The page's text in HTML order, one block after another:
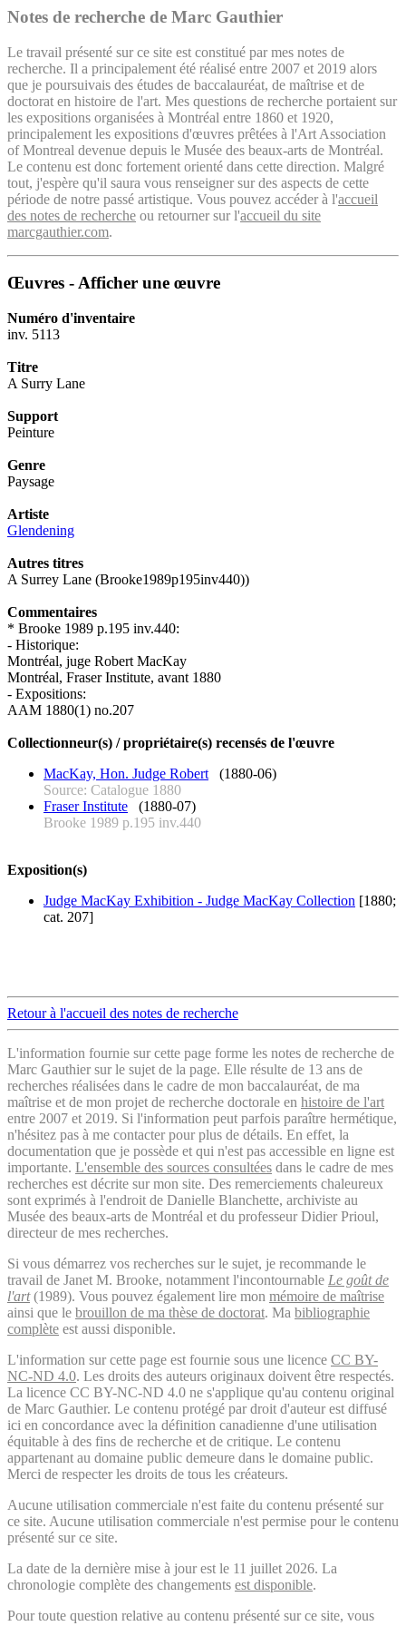
Notes de recherche de Marc Gauthier
Le travail présenté sur ce site est constitué par mes notes de
recherche. Il a principalement été réalisé entre 2007 et 2019 alors
que je poursuivais des études de baccalauréat, de maîtrise et de
doctorat en histoire de l'art. Mes questions de recherche portaient sur
les expositions organisées à Montréal entre 1860 et 1920,
principalement les expositions d'œuvres prêtées à l'Art Association
of Montreal devenue depuis le Musée des beaux-arts de Montréal.
Le contenu est donc fortement orienté dans cette direction. Malgré
tout, j'espère qu'il saura vous renseigner sur des aspects de cette
période de notre passé artistique. Vous pouvez accéder à l'accueil
des notes de recherche ou retourner sur l'accueil du site
marcgauthier.com.
Œuvres - Afficher une œuvre
Numéro d'inventaire
inv. 5113
Titre
A Surry Lane
Support
Peinture
Genre
Paysage
Artiste
Glendening
Autres titres
A Surrey Lane (Brooke1989p195inv440))
Commentaires
* Brooke 1989 p.195 inv.440:
- Historique:
Montréal, juge Robert MacKay
Montréal, Fraser Institute, avant 1880
- Expositions:
AAM 1880(1) no.207
Collectionneur(s) / propriétaire(s) recensés de l'œuvre
MacKay, Hon. Judge Robert (1880-06)
Source: Catalogue 1880
Fraser Institute (1880-07)
Brooke 1989 p.195 inv.440
Exposition(s)
Judge MacKay Exhibition - Judge MacKay Collection [1880;
cat. 207]
Retour à l'accueil des notes de recherche
L'information fournie sur cette page forme les notes de recherche de
Marc Gauthier sur le sujet de la page. Elle résulte de 13 ans de
recherches réalisées dans le cadre de mon baccalauréat, de ma
maîtrise et de mon projet de recherche doctorale en histoire de l'art
entre 2007 et 2019. Si l'information peut parfois paraître hermétique,
n'hésitez pas à me contacter pour plus de détails. En effet, la
documentation que je possède et qui n'est pas accessible en ligne est
importante. L'ensemble des sources consultées dans le cadre de mes
recherches est décrite sur mon site. Des remerciements chaleureux
sont exprimés à l'endroit de Danielle Blanchette, archiviste au
Musée des beaux-arts de Montréal et du professeur Didier Prioul,
directeur de mes recherches.
Si vous démarrez vos recherches sur le sujet, je recommande le
travail de Janet M. Brooke, notamment l'incontournable Le goût de
l'art(1989). Vous pouvez également lire mon mémoire de maîtrise
ainsi que le brouillon de ma thèse de doctorat. Ma bibliographie
complète est aussi disponible.
L'information sur cette page est fournie sous une licence CC BY-
NC-ND 4.0. Les droits des auteurs originaux doivent être respectés.
La licence CC BY-NC-ND 4.0 ne s'applique qu'au contenu original
de Marc Gauthier. Le contenu protégé par droit d'auteur est diffusé
ici en concordance avec la définition canadienne d'une utilisation
équitable à des fins de recherche et de critique. Le contenu
appartenant au domaine public demeure dans le domaine public.
Merci de respecter les droits de tous les créateurs.
Aucune utilisation commerciale n'est faite du contenu présenté sur
ce site. Aucune utilisation commerciale n'est permise pour le contenu
présenté sur ce site.
La date de la dernière mise à jour est le 11 juillet 2026. La
chronologie complète des changements est disponible.
Pour toute question relative au contenu présenté sur ce site, vous